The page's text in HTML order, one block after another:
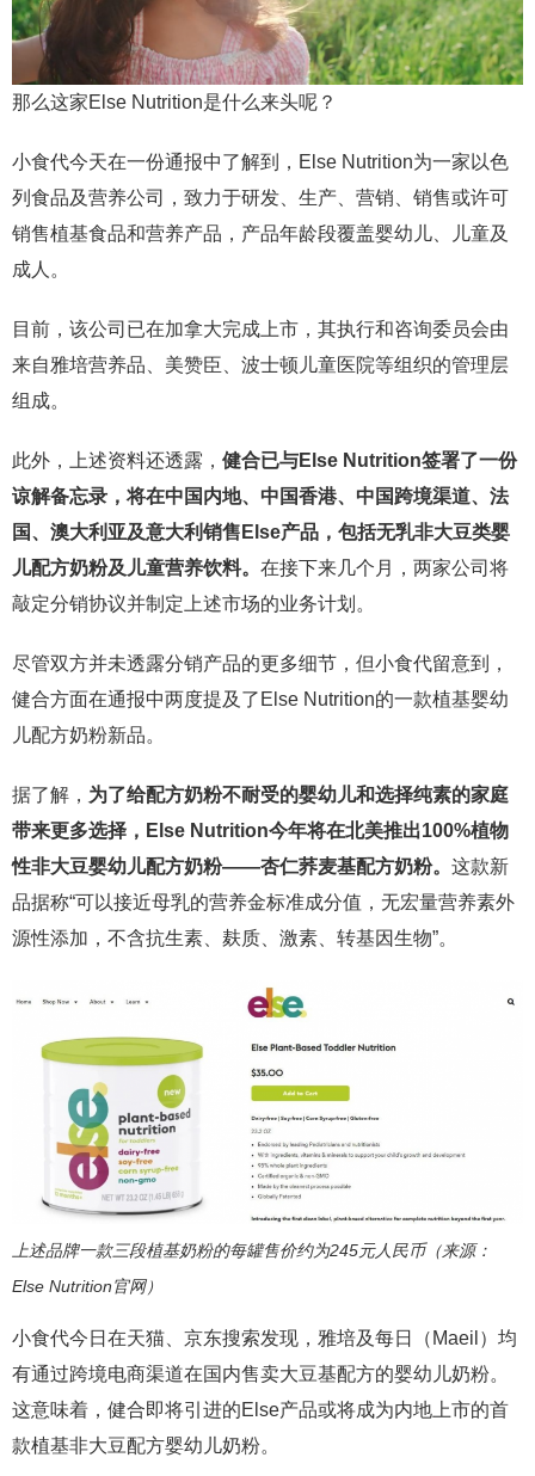
那么这家Else Nutrition是什么来头呢？
小食代今天在一份通报中了解到，Else Nutrition为一家以色
列食品及营养公司，致力于研发、生产、营销、销售或许可
销售植基食品和营养产品，产品年龄段覆盖婴幼儿、儿童及
成人。
目前，该公司已在加拿大完成上市，其执行和咨询委员会由
来自雅培营养品、美赞臣、波士顿儿童医院等组织的管理层
组成。
此外，上述资料还透露， 健合已与Else Nutrition签署了一份
谅解备忘录，将在中国内地、中国香港、中国跨境渠道、法
国、澳大利亚及意大利销售Else产品，包括无乳非大豆类婴
儿配方奶粉及儿童营养饮料。 在接下来几个月，两家公司将
敲定分销协议并制定上述市场的业务计划。
尽管双方并未透露分销产品的更多细节，但小食代留意到，
健合方面在通报中两度提及了Else Nutrition的一款植基婴幼
儿配方奶粉新品。
据了解， 为了给配方奶粉不耐受的婴幼儿和选择纯素的家庭
带来更多选择，Else Nutrition今年将在北美推出100%植物
性非大豆婴幼儿配方奶粉——杏仁荞麦基配方奶粉。 这款新
品据称“可以接近母乳的营养金标准成分值，无宏量营养素外
源性添加，不含抗生素、麸质、激素、转基因生物”。
上述品牌一款三段植基奶粉的每罐售价约为245元人民币（来源：
Else Nutrition官网）
小食代今日在天猫、京东搜索发现，雅培及每日（Maeil）均
有通过跨境电商渠道在国内售卖大豆基配方的婴幼儿奶粉。
这意味着，健合即将引进的Else产品或将成为内地上市的首
款植基非大豆配方婴幼儿奶粉。